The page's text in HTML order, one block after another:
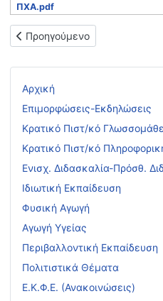
Αρχική
Επιμορφώσεις-Εκδηλώσεις
Κρατικό Πιστ/κό
Κρατικό Πιστ/κό
Ενισχ. Διδασκαλία-Πρόσθ.
Ιδιωτική Εκπαίδευση
Φυσική Αγωγή
Αγωγή Υγείας
Περιβαλλοντική Εκπαίδευση
Πολιτιστικά Θέματα
Ε.Κ.Φ.Ε. (Ανακοινώσεις)
ΠΧΑ.pdf
Προηγούμενο άρθρο:
Προηγούμενο